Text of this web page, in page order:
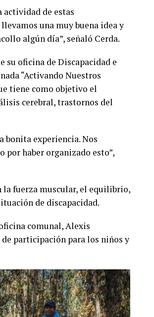
actividad de estas
una muy buena idea y
algún día”, señaló Cerda.
su oficina de Discapacidad e
“Activando Nuestros
tiene como objetivo el
cerebral, trastornos del
bonita experiencia. Nos
por haber organizado esto”,
la fuerza muscular, el equilibrio,
de discapacidad.
comunal, Alexis
participación para los niños y